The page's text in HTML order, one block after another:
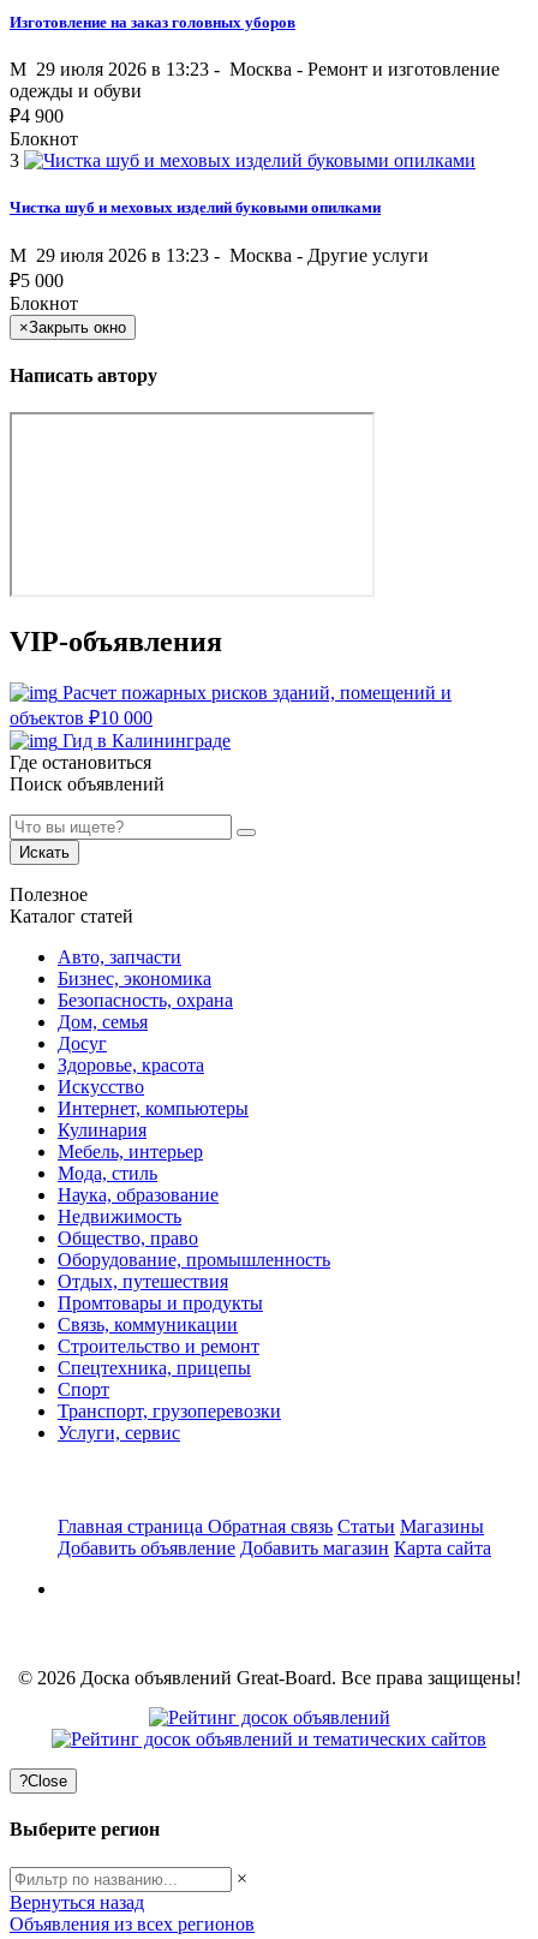
Изготовление на заказ головных уборов
M 29 июля 2026 в 13:23 - Москва - Ремонт и изготовление
одежды и обуви
₽4 900
Блокнот
3
Чистка шуб и меховых изделий буковыми опилками
M 29 июля 2026 в 13:23 - Москва - Другие услуги
₽5 000
Блокнот
×Закрыть окно
Написать автору
VIP-объявления
Расчет пожарных рисков зданий, помещений и
объектов ₽10 000
Гид в Калининграде
Где остановиться
Поиск объявлений
Искать
Полезное
Каталог статей
Авто, запчасти
Бизнес, экономика
Безопасность, охрана
Дом, семья
Досуг
Здоровье, красота
Искусство
Интернет, компьютеры
Кулинария
Мебель, интерьер
Мода, стиль
Наука, образование
Недвижимость
Общество, право
Оборудование, промышленность
Отдых, путешествия
Промтовары и продукты
Связь, коммуникации
Строительство и ремонт
Спецтехника, прицепы
Спорт
Транспорт, грузоперевозки
Услуги, сервис
Главная страница Обратная связь Статьи Магазины
Добавить объявление Добавить магазин Карта сайта
© 2026 Доска объявлений Great-Board. Все права защищены!
?Close
Выберите регион
×
Вернуться назад
Объявления из всех регионов